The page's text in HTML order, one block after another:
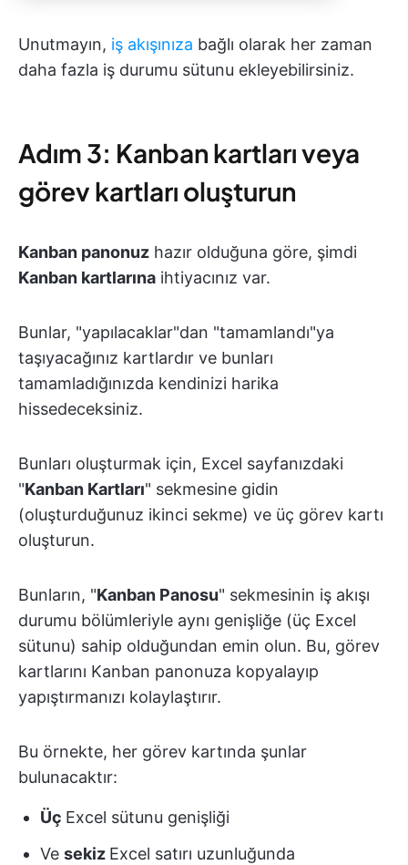
Unutmayın, iş akışınıza bağlı olarak her zaman
daha fazla iş durumu sütunu ekleyebilirsiniz.
Adım 3: Kanban kartları veya
görev kartları oluşturun
Kanban panonuz hazır olduğuna göre, şimdi
Kanban kartlarına ihtiyacınız var.
Bunlar, "yapılacaklar"dan "tamamlandı"ya
taşıyacağınız kartlardır ve bunları
tamamladığınızda kendinizi harika
hissedeceksiniz.
Bunları oluşturmak için, Excel sayfanızdaki
"Kanban Kartları" sekmesine gidin
(oluşturduğunuz ikinci sekme) ve üç görev kartı
oluşturun.
Bunların, "Kanban Panosu" sekmesinin iş akışı
durumu bölümleriyle aynı genişliğe (üç Excel
sütunu) sahip olduğundan emin olun. Bu, görev
kartlarını Kanban panonuza kopyalayıp
yapıştırmanızı kolaylaştırır.
Bu örnekte, her görev kartında şunlar
bulunacaktır:
Üç Excel sütunu genişliği
Ve sekiz Excel satırı uzunluğunda